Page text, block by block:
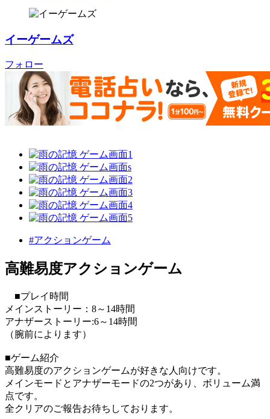
イーゲームズ
フォロー
#アクションゲーム
高難易度アクションゲーム
■プレイ時間
メインストーリー：8～14時間
アナザーストーリー:6～14時間
（腕前によります）
■ゲーム紹介
高難易度のアクションゲームが好きな人向けです。
メインモードとアナザーモードの2つがあり、ボリューム満
点です。
全クリアのご報告お待ちしております。